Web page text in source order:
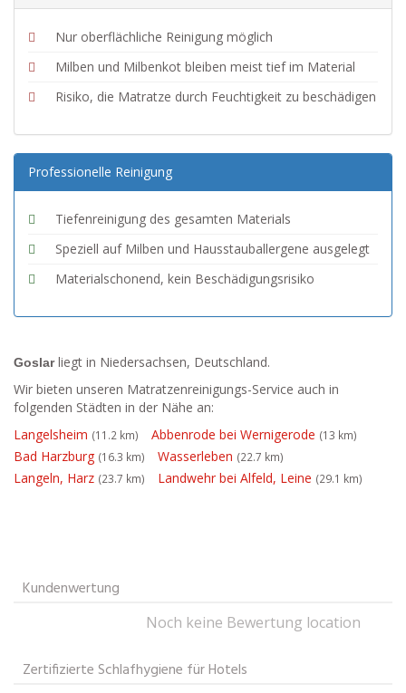
Nur oberflächliche Reinigung möglich
Milben und Milbenkot bleiben meist tief im Material
Risiko, die Matratze durch Feuchtigkeit zu beschädigen
Professionelle Reinigung
Tiefenreinigung des gesamten Materials
Speziell auf Milben und Hausstauballergene ausgelegt
Materialschonend, kein Beschädigungsrisiko
Goslarliegt in Niedersachsen, Deutschland.
Wir bieten unseren Matratzenreinigungs-Service auch in
folgenden Städten in der Nähe an:
Langelsheim (11.2 km) Abbenrode bei Wernigerode (13 km)
Bad Harzburg (16.3 km) Wasserleben (22.7 km)
Langeln, Harz (23.7 km) Landwehr bei Alfeld, Leine (29.1 km)
Kundenwertung
Noch keine Bewertung location
Zertifizierte Schlafhygiene für Hotels